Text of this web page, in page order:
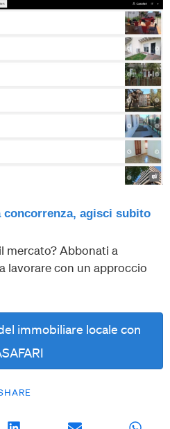
concorrenza, agisci subito
mercato? Abbonati a
lavorare con un approccio
immobiliare locale con